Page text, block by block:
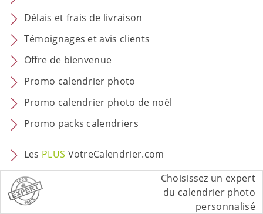
Délais et frais de livraison
Témoignages et avis clients
Offre de bienvenue
Promo calendrier photo
Promo calendrier photo de noël
Promo packs calendriers
Les PLUS VotreCalendrier.com
Choisissez un expert
du calendrier photo
personnalisé